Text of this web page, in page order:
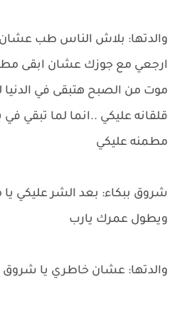
والدتها: بلاش الناس طب
ارجعي مع جوزك عشان ابقى
موت من الصبح هتبقى في
قلقانه عليكي ..انما لما تبقي
مطمنه عليكي
شروق ببكاء: بعد الشر عليكي يا
ويطول عمرك يارب
والدتها: عشان خاطري يا شروق